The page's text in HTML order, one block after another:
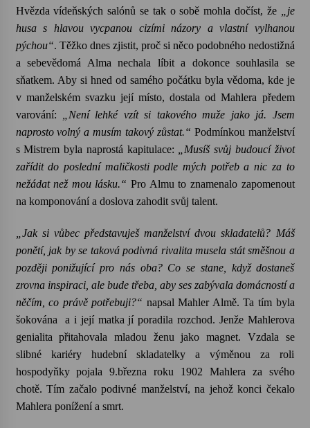
Ozvěny prázdnin
14. 7. 2026
Za kulturou kousek za Humpolec. V Želivě ožije
odkaz Josefa Čapka
13. 7. 2026
Varhanní recitál Michala Novenka v Klášteře
Želiv
3. 7. 2026
Hvězda vídeňských salónů se tak o sobě mohla dočíst, že
„je
husa s hlavou vycpanou cizími názory a vlastní vylhanou
pýchou“. Těžko dnes zjistit, proč si něco podobného nedostižná
a sebevědomá Alma nechala líbit a dokonce souhlasila se
sňatkem. Aby si hned od samého počátku byla vědoma, kde je
v manželském svazku její místo, dostala od Mahlera předem
varování:
„Není lehké vzít si takového muže jako já. Jsem
naprosto volný a musím takový zůstat.“ Podmínkou manželství
s Mistrem byla naprostá kapitulace:
„Musíš svůj budoucí život
zařídit do poslední maličkosti podle mých potřeb a nic za to
nežádat než mou lásku.“ Pro Almu to znamenalo zapomenout
na komponování a doslova zahodit svůj talent.
„Jak si vůbec představuješ manželství dvou skladatelů? Máš
ponětí, jak by se taková podivná rivalita musela stát směšnou a
později ponižující pro nás oba? Co se stane, když dostaneš
zrovna inspiraci, ale bude třeba, aby ses zabývala domácností a
něčím, co právě potřebuji?“ napsal Mahler Almě. Ta tím byla
šokována
a i její matka jí poradila rozchod. Jenže Mahlerova
genialita přitahovala mladou ženu jako magnet. Vzdala se
slibné kariéry hudební skladatelky a výměnou za roli
hospodyňky pojala 9.března roku 1902 Mahlera za svého
chotě. Tím začalo podivné manželství, na jehož konci čekalo
Mahlera ponížení a smrt.